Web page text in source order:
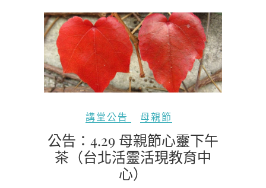
講堂公告 母親節
公告：4.29 母親節心靈下午
茶（台北活靈活現教育中
心）